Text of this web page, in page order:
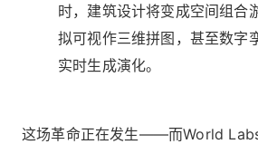
时，建筑设计将变成空间组合
拟可视作三维拼图，甚至数字
实时生成演化。
这场革命正在发生——而World